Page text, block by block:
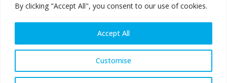
By clicking "Accept All", you consent to our use of cookies.
Customise
Accept All
北京市朝阳区霄云路40号院国航世纪大厦1号楼3层3F
E:china@worldsteel.org
使用条款|隐私政策
|网站地图|VAT Number BE 0406.597.373